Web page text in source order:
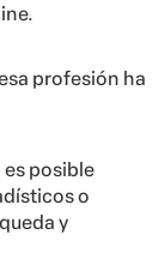
profesión ha
posible
o
y